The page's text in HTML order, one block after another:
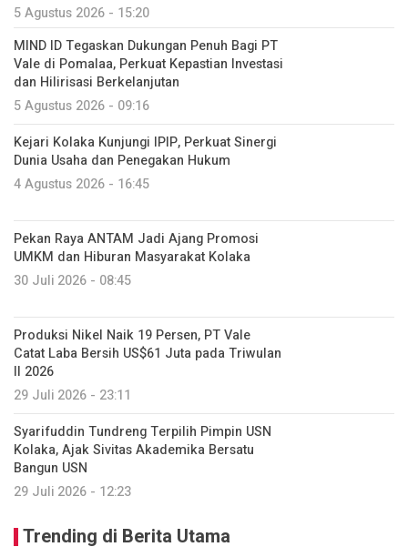
5 Agustus 2026 - 15:20
MIND ID Tegaskan Dukungan Penuh Bagi PT
Vale di Pomalaa, Perkuat Kepastian Investasi
dan Hilirisasi Berkelanjutan
5 Agustus 2026 - 09:16
Kejari Kolaka Kunjungi IPIP, Perkuat Sinergi
Dunia Usaha dan Penegakan Hukum
4 Agustus 2026 - 16:45
Pekan Raya ANTAM Jadi Ajang Promosi
UMKM dan Hiburan Masyarakat Kolaka
30 Juli 2026 - 08:45
Produksi Nikel Naik 19 Persen, PT Vale
Catat Laba Bersih US$61 Juta pada Triwulan
II 2026
29 Juli 2026 - 23:11
Syarifuddin Tundreng Terpilih Pimpin USN
Kolaka, Ajak Sivitas Akademika Bersatu
Bangun USN
29 Juli 2026 - 12:23
Trending di Berita Utama